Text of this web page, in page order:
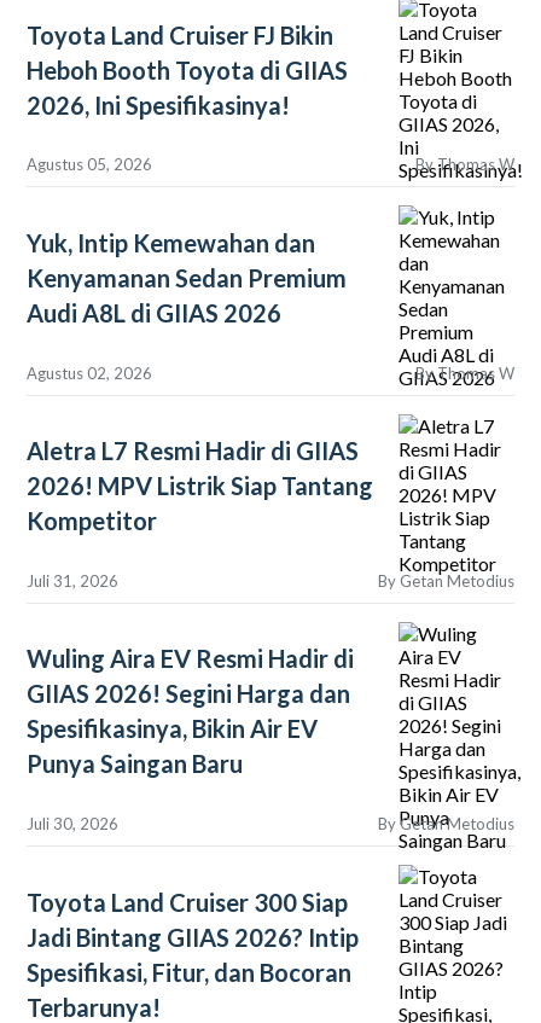
Toyota Land Cruiser FJ Bikin
Heboh Booth Toyota di GIIAS
2026, Ini Spesifikasinya!
Agustus 05, 2026 ByThomas W
Yuk, Intip Kemewahan dan
Kenyamanan Sedan Premium
Audi A8L di GIIAS 2026
Agustus 02, 2026 ByThomas W
Aletra L7 Resmi Hadir di GIIAS
2026! MPV Listrik Siap Tantang
Kompetitor
Juli 31, 2026 By Getan Metodius
Wuling Aira EV Resmi Hadir di
GIIAS 2026! Segini Harga dan
Spesifikasinya, Bikin Air EV
Punya Saingan Baru
Juli 30, 2026 ByGetan Metodius
Toyota Land Cruiser 300 Siap
Jadi Bintang GIIAS 2026? Intip
Spesifikasi, Fitur, dan Bocoran
Terbarunya!